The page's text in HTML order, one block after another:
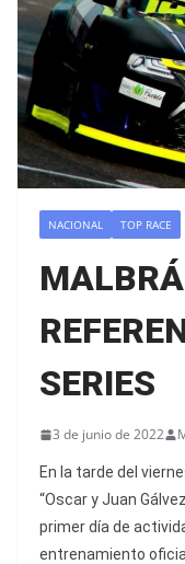
NACIONAL TOP RACE
SERIES
3 de junio de 2022
En la tarde del
“Oscar y Juan
primer día de
entrenamiento